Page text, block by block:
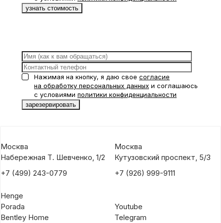
Нажимая на кнопку, я даю свое согласие
на обработку персональных данных и соглашаюсь
с условиями политики конфиденциальности
Москва
Набережная Т. Шевченко, 1/2
+7 (499) 243-0779
Москва
Кутузовский проспект, 5/3
+7 (926) 999-9111
Henge
Porada
Bentley Home
Youtube
Telegram